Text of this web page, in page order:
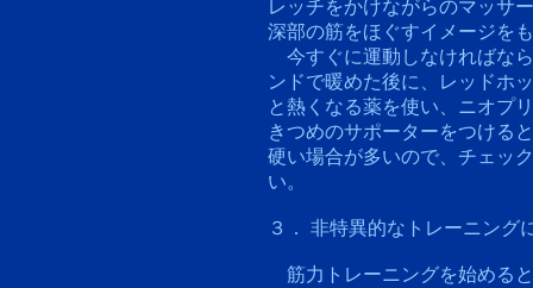
レッチをかけながらのマッサ
深部の筋をほぐすイメージを
今すぐに運動しなければな
ンドで暖めた後に、レッドホ
と熱くなる薬を使い、ニオプ
きつめのサポーターをつける
硬い場合が多いので、チェッ
い。
３． 非特異的なトレーニング
筋力トレーニングを始める